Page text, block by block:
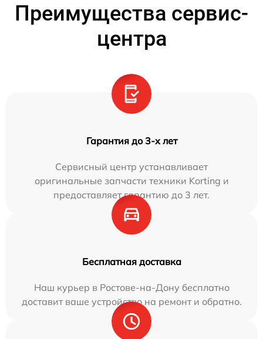
Преимущества сервис-
центра
Гарантия до 3-х лет
Сервисный центр устанавливает
оригинальные запчасти техники Korting и
предоставляет гарантию до 3 лет.
Бесплатная доставка
Наш курьер в Ростове-на-Дону бесплатно
доставит ваше устройство на ремонт и обратно.